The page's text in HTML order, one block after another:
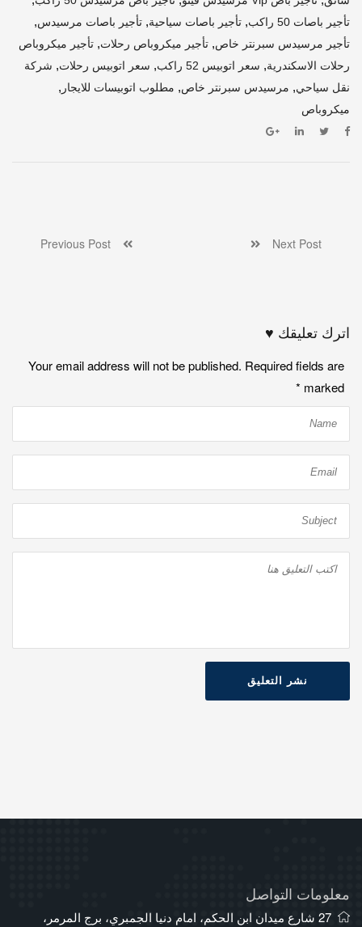
تأجير باصات 50 راكب , تأجير باصات سياحية, تأجير باصات مرسيدس,
تأجير مرسيدس سبرنتر خاص, تأجير ميكروباص رحلات, تأجير ميكروباص
رحلات الاسكندرية, سعر اتوبيس 52 راكب , سعر اتوبيس رحلات, شركة
نقل سياحي, مرسيدس سبرنتر خاص, مطلوب اتوبيسات للايجار ,
ميكروباص
Next Post
اترك تعليقك ♥
Your email address will not be published. Required fields are
marked
*
نشر التعليق
معلومات التواصل
27 شارع ميدان ابن الحكم، امام دنيا الجمبري، برج المرمر،